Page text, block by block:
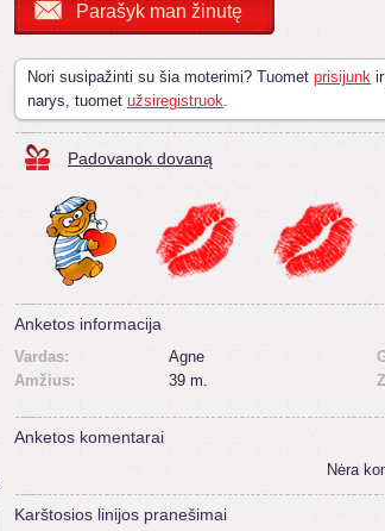
Parašyk man žinutę
Nori susipažinti su šia moterimi? Tuomet prisijunk
narys, tuomet užsiregistruok.
Padovanok dovaną
Anketos informacija
Vardas:
Agne
Amžius:
39 m.
Anketos komentarai
Nėra
Karštosios linijos pranešimai